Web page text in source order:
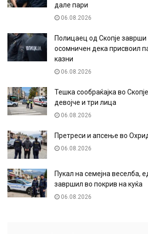
дале пари
06.08.2026
Полицаец од Скопје
осомничен дека присвоил
казни
06.08.2026
Тешка сообраќајка во
девојче и три лица
06.08.2026
Претреси и апсење во
06.08.2026
Пукал на семејна веселба,
завршил во покрив на куќа
06.08.2026